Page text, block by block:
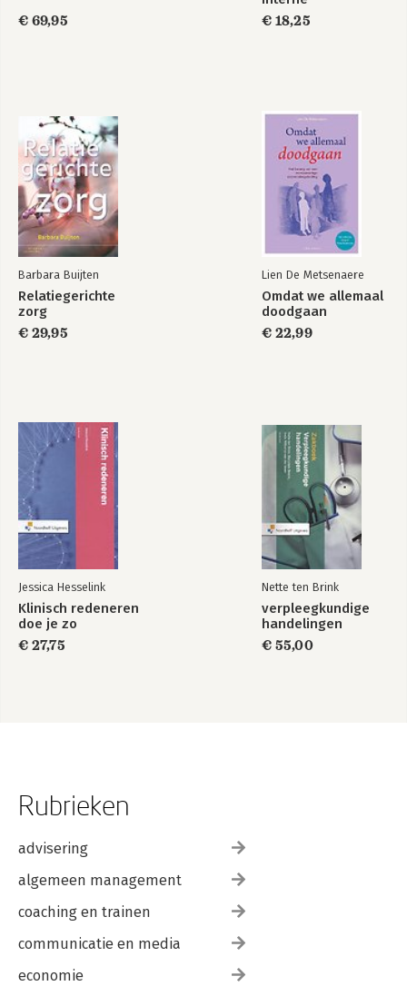
€ 69,95
geneeskunde
€ 18,25
Barbara Buijten
Relatiegerichte
zorg
€ 29,95
Lien De Metsenaere
Omdat we allemaal
doodgaan
€ 22,99
Jessica Hesselink
Klinisch redeneren
doe je zo
€ 27,75
Nette ten Brink
verpleegkundige
handelingen
€ 55,00
Rubrieken
advisering
algemeen management
coaching en trainen
communicatie en media
economie